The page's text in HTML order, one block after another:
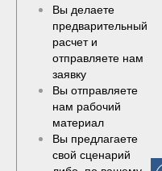
Вы делаете
предварительный
расчет и
отправляете нам
заявку
Вы отправляете
нам рабочий
материал
Вы предлагаете
свой сценарий